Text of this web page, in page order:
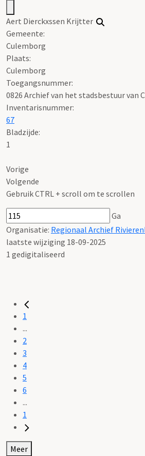
Aert Dierckxssen Krijtter
Gemeente:
Culemborg
Plaats:
Culemborg
Toegangsnummer:
0826 Archief van het stadsbestuur van
Inventarisnummer:
67
Bladzijde:
1
Vorige
Volgende
Gebruik CTRL + scroll om te scrollen
Ga
Organisatie: Regionaal Archief
laatste wijziging 18-09-2025
1 gedigitaliseerd
1
...
2
3
4
5
6
...
1
Meer